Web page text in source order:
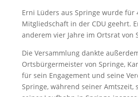
Erni Lüders aus Springe wurde für
Mitgliedschaft in der CDU geehrt.
anderem vier Jahre im Ortsrat von
Die Versammlung dankte
Ortsbürgermeister von Springe,
für sein Engagement und seine
Springe, während seiner Amtszeit,